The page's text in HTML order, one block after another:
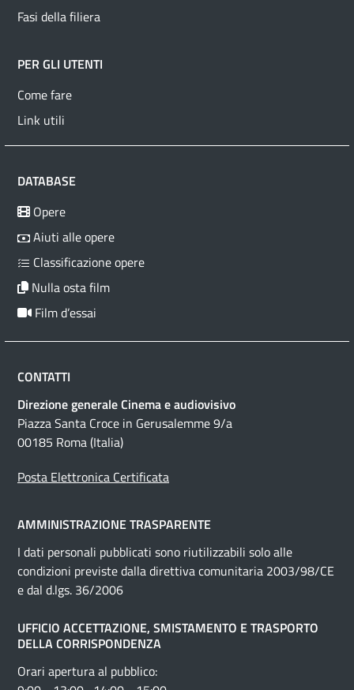
Fasi della filiera
PER GLI UTENTI
Come fare
Link utili
DATABASE
Opere
Aiuti alle opere
Classificazione opere
Nulla osta film
Film d’essai
CONTATTI
Direzione generale Cinema e audiovisivo
Piazza Santa Croce in Gerusalemme 9/a
00185 Roma (Italia)
Posta Elettronica Certificata
AMMINISTRAZIONE TRASPARENTE
I dati personali pubblicati sono riutilizzabili solo alle
condizioni previste dalla direttiva comunitaria 2003/98/CE
e dal d.lgs. 36/2006
UFFICIO ACCETTAZIONE, SMISTAMENTO E TRASPORTO
DELLA CORRISPONDENZA
Orari apertura al pubblico: